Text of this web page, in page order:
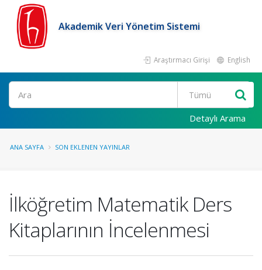
Akademik Veri Yönetim Sistemi
Araştırmacı Girişi English
Ara
Detaylı Arama
ANA SAYFA SON EKLENEN YAYINLAR
İlköğretim Matematik Ders
Kitaplarının İncelenmesi